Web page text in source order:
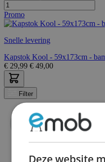
Promo
Snelle levering
Kapstok Kool - 59x173cm -
€ 29,99 € 49,00
Filter
Deze website